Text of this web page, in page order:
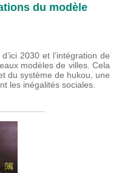
du modèle
2030 et l’intégration de
modèles de villes. Cela
du système de hukou, une
les inégalités sociales.